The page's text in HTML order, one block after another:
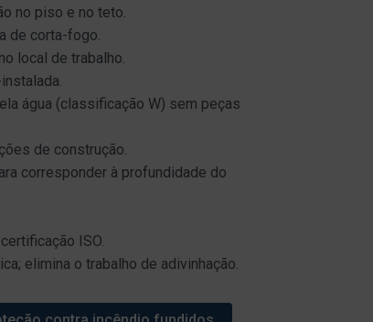
no piso e no teto.
de corta-fogo.
local de trabalho.
água (classificação W) sem peças
de construção.
corresponder à profundidade do
ISO.
elimina o trabalho de adivinhação.